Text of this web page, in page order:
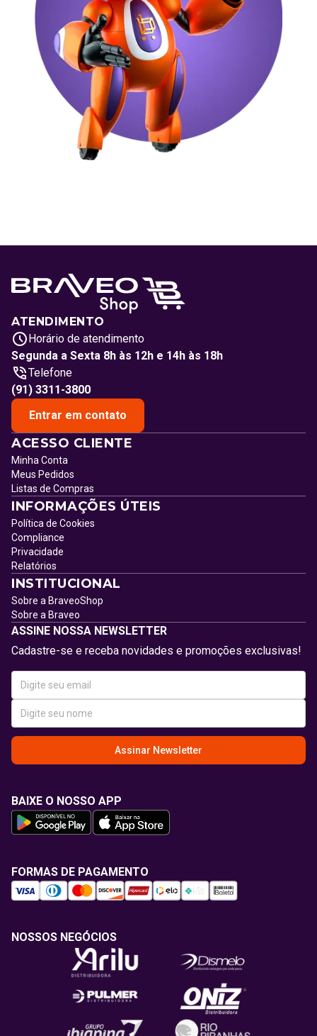
ATENDIMENTO
Horário de atendimento
Segunda a Sexta 8h às 12h e 14h às 18h
Telefone
(91) 3311-3800
Entrar em contato
ACESSO CLIENTE
Minha Conta
Meus Pedidos
Listas de Compras
INFORMAÇÕES ÚTEIS
Política de Cookies
Compliance
Privacidade
Relatórios
INSTITUCIONAL
Sobre a BraveoShop
Sobre a Braveo
ASSINE NOSSA NEWSLETTER
Cadastre-se e receba novidades e promoções exclusivas!
Assinar Newsletter
BAIXE O NOSSO APP
FORMAS DE PAGAMENTO
NOSSOS NEGÓCIOS